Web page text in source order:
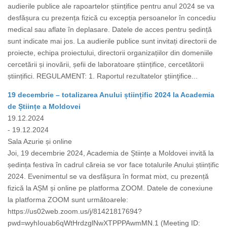
audierile publice ale rapoartelor științifice pentru anul 2024 se va
desfășura cu prezența fizică cu excepția persoanelor în concediu
medical sau aflate în deplasare. Datele de acces pentru ședință
sunt indicate mai jos. La audierile publice sunt invitați directorii de
proiecte, echipa proiectului, directorii organizațiilor din domeniile
cercetării și inovării, șefii de laboratoare științifice, cercetătorii
științifici. REGULAMENT: 1. Raportul rezultatelor ştiinţifice...
19 decembrie – totalizarea Anului științific 2024 la Academia
de Științe a Moldovei
19.12.2024
- 19.12.2024
Sala Azurie și online
Joi, 19 decembrie 2024, Academia de Științe a Moldovei invită la
ședința festiva în cadrul căreia se vor face totalurile Anului științific
2024. Evenimentul se va desfășura în format mixt, cu prezență
fizică la AȘM și online pe platforma ZOOM. Datele de conexiune
la platforma ZOOM sunt următoarele:
https://us02web.zoom.us/j/81421817694?
pwd=wyhIouab6qWtHrdzglNwXTPPPAwmMN.1 (Meeting ID: